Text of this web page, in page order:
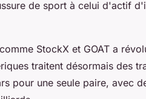
de sport à celui d'actif
StockX et GOAT a
traitent désormais des
pour une seule paire, avec